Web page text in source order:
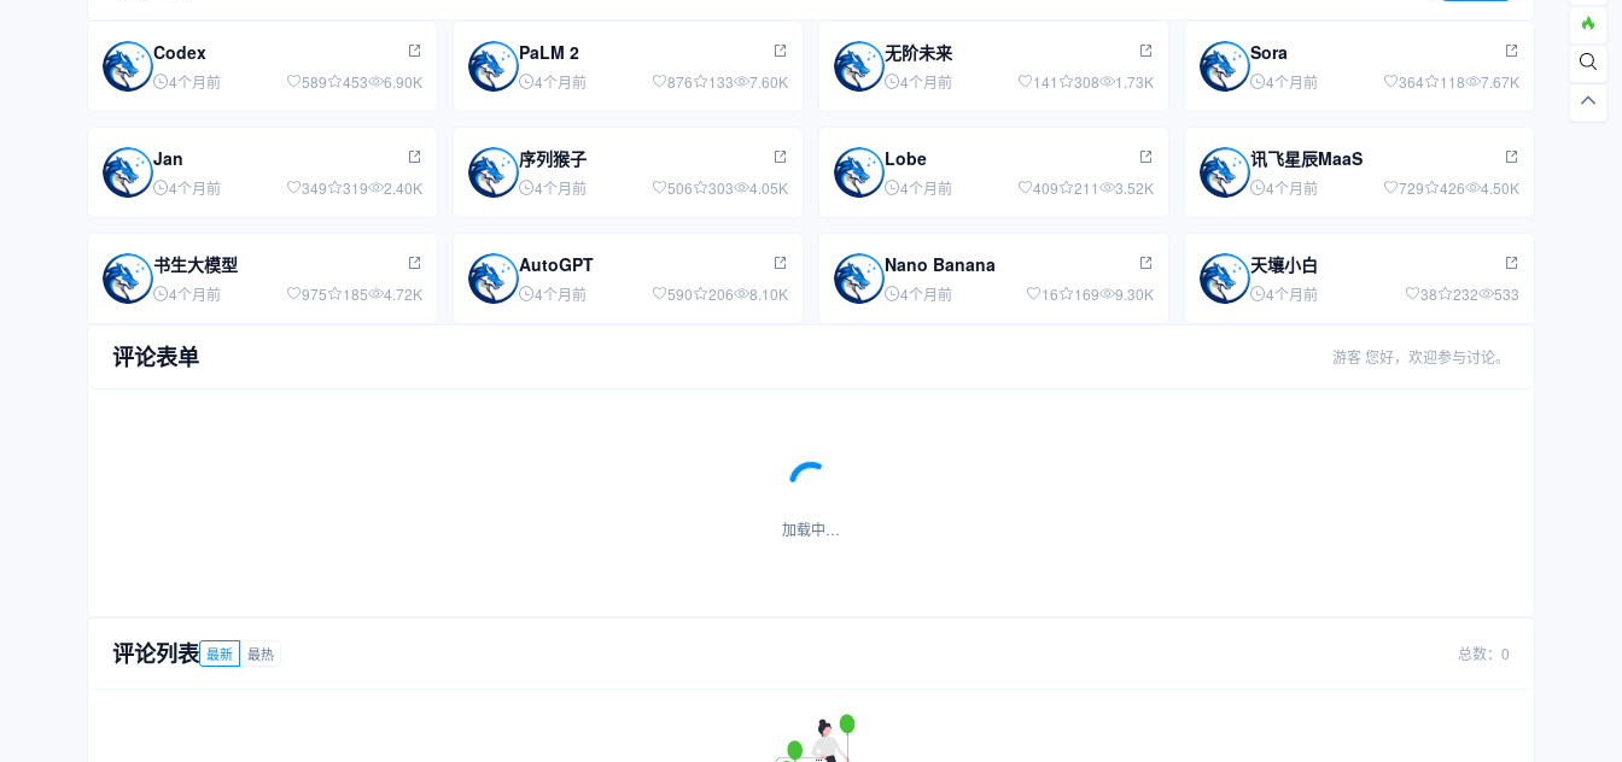
Codex
4个月前 589 453 6.90K
PaLM 2
4个月前 876 133 7.60K
无阶未来
4个月前 141 308 1.73K
Sora
4个月前 364 118 7.67K
Jan
4个月前 349 319 2.40K
序列猴子
4个月前 506 303 4.05K
Lobe
4个月前 409 211 3.52K
讯飞星辰MaaS
4个月前 729 426 4.50K
书生大模型
4个月前 975 185 4.72K
AutoGPT
4个月前 590 206 8.10K
Nano Banana
4个月前 16 169 9.30K
天壤小白
4个月前 38 232 533
评论表单 游客 您好，欢迎参与讨论。
加载中…
评论列表 最新 最热 总数：0